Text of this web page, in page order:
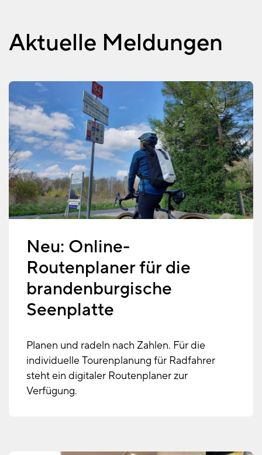
Aktuelle Meldungen
Neu: Online-
Routenplaner für die
brandenburgische
Seenplatte
Planen und radeln nach Zahlen. Für die
individuelle Tourenplanung für Radfahrer
steht ein digitaler Routenplaner zur
Verfügung.